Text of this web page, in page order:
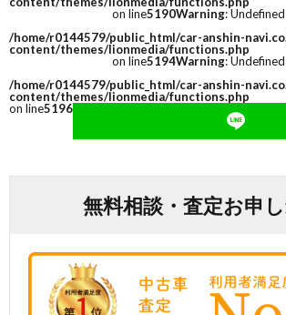
on line5190Warning:
/home/r0144579/public_html/car-anshin-
content/themes/lionmedia/functions.php
on line5194Warning:
/home/r0144579/public_html/car-anshin-
content/themes/lionmedia/functions.php
on line5196
無料相談・査定お申